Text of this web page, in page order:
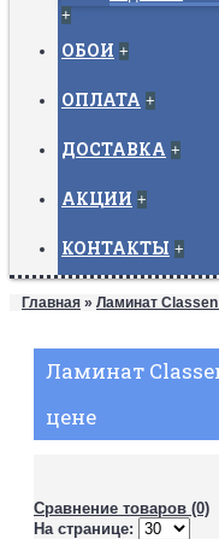
+
ОБОИ +
ОПЛАТА +
ДОСТАВКА +
АКЦИИ +
КОНТАКТЫ +
Главная » Ламинат
Ламинат
цене
Сравнение товаров (0)
На странице: